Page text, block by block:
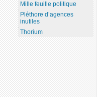
Mille feuille politique
Pléthore d’agences
inutiles
Thorium